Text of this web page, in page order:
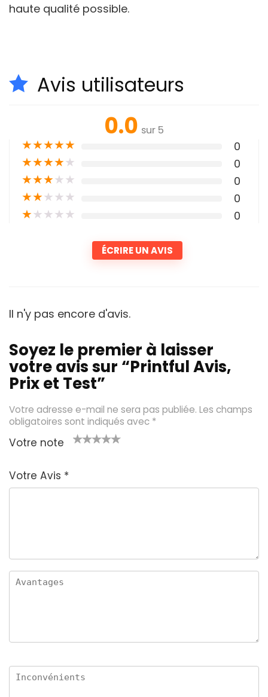
haute qualité possible.
Avis utilisateurs
0.0 sur 5
★★★★★ 0
★★★★★ 0
★★★★★ 0
★★★★★ 0
★★★★★ 0
ÉCRIRE UN AVIS
Il n'y pas encore d'avis.
Soyez le premier à laisser
votre avis sur “Printful Avis,
Prix et Test”
Votre adresse e-mail ne sera pas publiée. Les champs
obligatoires sont indiqués avec *
Votre note
t
u
es
sur 5
5
Votre Avis *